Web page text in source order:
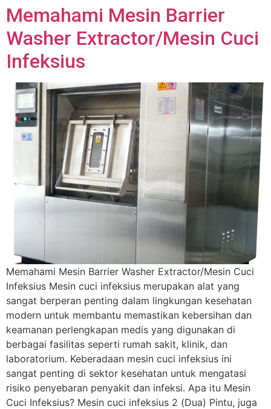
Memahami Mesin Barrier
Washer Extractor/Mesin Cuci
Infeksius
Memahami Mesin Barrier Washer Extractor/Mesin Cuci
Infeksius Mesin cuci infeksius merupakan alat yang
sangat berperan penting dalam lingkungan kesehatan
modern untuk membantu memastikan kebersihan dan
keamanan perlengkapan medis yang digunakan di
berbagai fasilitas seperti rumah sakit, klinik, dan
laboratorium. Keberadaan mesin cuci infeksius ini
sangat penting di sektor kesehatan untuk mengatasi
risiko penyebaran penyakit dan infeksi. Apa itu Mesin
Cuci Infeksius? Mesin cuci infeksius 2 (Dua) Pintu, juga